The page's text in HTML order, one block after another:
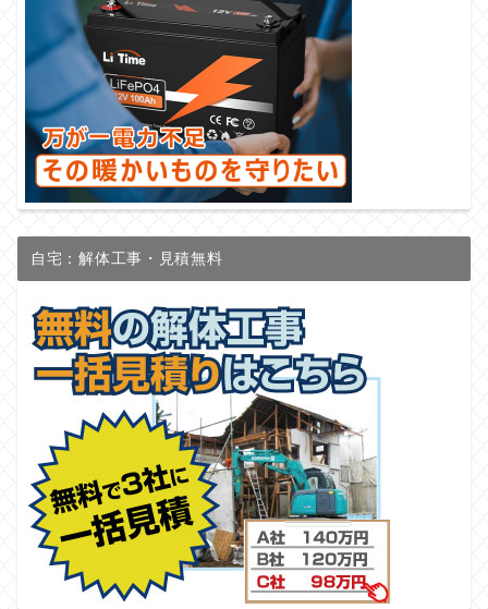
自宅：解体工事・見積無料